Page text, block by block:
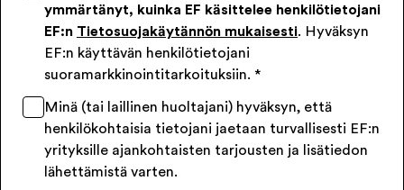
ymmärtänyt, kuinka EF käsittelee henkilötietojani
EF:n Tietosuojakäytännön mukaisesti. Hyväksyn
EF:n käyttävän henkilötietojani
suoramarkkinointitarkoituksiin. *
Minä (tai laillinen huoltajani) hyväksyn, että
henkilökohtaisia tietojani jaetaan turvallisesti EF:n
yrityksille ajankohtaisten tarjousten ja lisätiedon
lähettämistä varten.